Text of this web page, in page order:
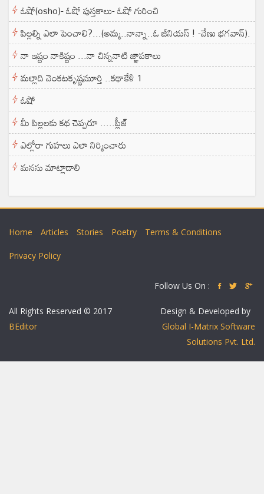
ఓషో(osho)- ఓషో పుస్తకాలు- ఓషో గురించి
పిల్లల్ని ఎలా పెంచాలి?...(అమ్మ..నాన్నా..ఓ జీనియస్ ! -వేణు భగవాన్).
నా ఇష్టం నాకిష్టం ...నా చిన్ననాటి జ్ఞాపకాలు
మల్లాది వెంకటకృష్ణమూర్తి ..కథాకేళి 1
ఓషో
మీ పిల్లలకు కథ చెప్పరూ .....ప్లీజ్
ఎల్లోరా గుహలు ఎలా నిర్మించారు
మనసు మాట్లాడాలి
Home Articles Stories Poetry Terms & Conditions
Privacy Policy
Follow Us On :
All Rights Reserved © 2017
BEditor
Design & Developed by
Global I-Matrix Software
Solutions Pvt. Ltd.